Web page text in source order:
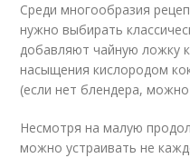
Среди многообразия
нужно выбирать
добавляют чайную ложку
насыщения кислородом
(если нет блендера,
Несмотря на малую
можно устраивать не